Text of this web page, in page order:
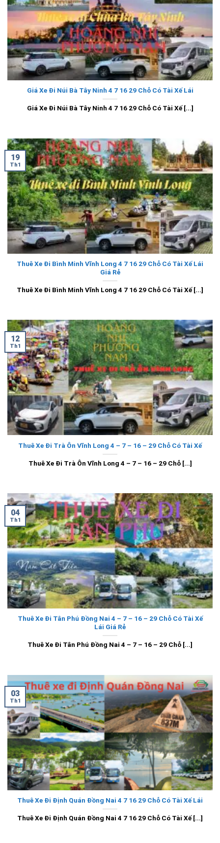
Giá Xe Đi Núi Bà Tây Ninh 4 7 16 29 Chỗ Có Tài Xế Lái
Giá Xe Đi Núi Bà Tây Ninh 4 7 16 29 Chỗ Có Tài Xế [...]
Thuê Xe Đi Bình Minh Vĩnh Long 4 7 16 29 Chỗ Có Tài Xế Lái
Giá Rẻ
Thuê Xe Đi Bình Minh Vĩnh Long 4 7 16 29 Chỗ Có Tài Xế [...]
19
Th1
Thuê Xe Đi Trà Ôn Vĩnh Long 4 – 7 – 16 – 29 Chỗ Có Tài Xế
Thuê Xe Đi Trà Ôn Vĩnh Long 4 – 7 – 16 – 29 Chỗ [...]
12
Th1
Thuê Xe Đi Tân Phú Đồng Nai 4 – 7 – 16 – 29 Chỗ Có Tài Xế
Lái Giá Rẻ
Thuê Xe Đi Tân Phú Đồng Nai 4 – 7 – 16 – 29 Chỗ [...]
04
Th1
Thuê Xe Đi Định Quán Đồng Nai 4 7 16 29 Chỗ Có Tài Xế Lái
Thuê Xe Đi Định Quán Đồng Nai 4 7 16 29 Chỗ Có Tài Xế [...]
03
Th1